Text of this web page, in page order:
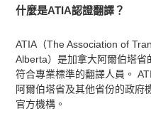
:
什麼是ATIA認證翻譯？
ATIA（The Association of
Alberta）是加拿大阿爾伯塔
符合專業標準的翻譯人員。
阿爾伯塔省及其他省份的政府
官方機構。